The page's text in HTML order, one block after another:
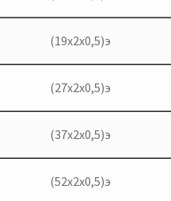
(19х2х0,5)э
(27х2х0,5)э
(37х2х0,5)э
(52х2х0,5)э